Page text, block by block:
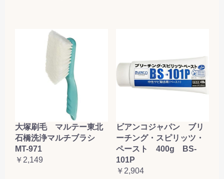
大塚刷毛 マルテー東北
石橋洗浄マルチブラシ
MT-971
￥2,149
ビアンコジャパン ブリ
ーチング・スピリッツ・
ペースト 400g BS-
101P
￥2,904